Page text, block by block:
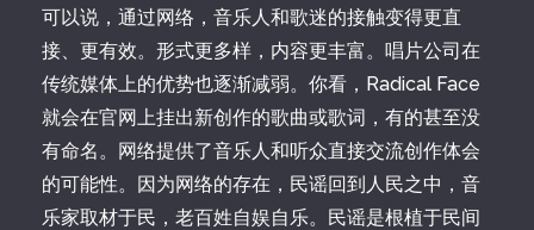
可以说，通过网络，音乐人和歌迷的接触变得更直
接、更有效。形式更多样，内容更丰富。唱片公司在
传统媒体上的优势也逐渐减弱。你看，Radical Face
就会在官网上挂出新创作的歌曲或歌词，有的甚至没
有命名。网络提供了音乐人和听众直接交流创作体会
的可能性。因为网络的存在，民谣回到人民之中，音
乐家取材于民，老百姓自娱自乐。民谣是根植于民间